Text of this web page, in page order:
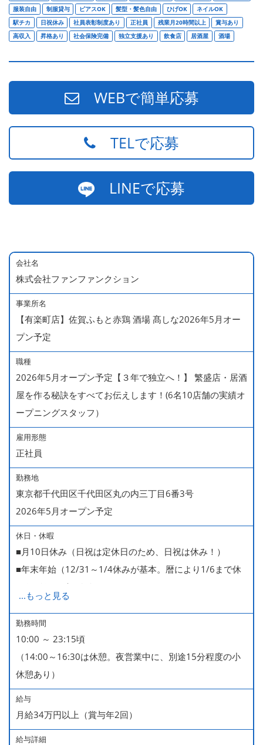
服装自由
制服貸与 ピアスOK 髪型・髪色自由 ひげOK
ネイルOK
駅チカ
日祝休み 社員表彰制度あり 正社員 残業月20時間以上
賞与あり
高収入
昇格あり 社会保険完備 独立支援あり 飲食店 居酒屋 酒場
WEBで簡単応募
TELで応募
LINEで応募
会社名
株式会社ファンファンクション
事業所名
【有楽町店】佐賀ふもと赤鶏 酒場 髙しな2026年5月オー
プン予定
職種
2026年5月オープン予定【３年で独立へ！】 繁盛店・居酒
屋を作る秘訣をすべてお伝えします！(6名10店舗の実績オ
ープニングスタッフ）
雇用形態
正社員
勤務地
東京都千代田区千代田区丸の内三丁目6番3号
2026年5月オープン予定
休日・休暇
■月10日休み（日祝は定休日のため、日祝は休み！）
■年末年始（12/31～1/4休みが基本。暦により1/6まで休
みなどもございます）
■GW・お盆（暦通り）
■有給休暇
■慶弔休暇
■産休・育休（男性育休取得4名・女性産休2名・育休復帰
率100％ ＊2023～2025年実績）
...もっと見る
勤務時間
10:00 ～ 23:15頃
（14:00～16:30は休憩。夜営業中に、別途15分程度の小
休憩あり）
給与
月給34万円以上（賞与年2回）
給与詳細